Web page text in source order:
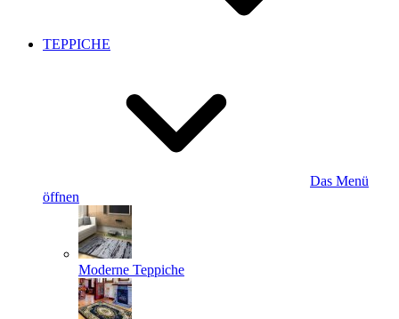
TEPPICHE
Das Menü
öffnen
Moderne Teppiche